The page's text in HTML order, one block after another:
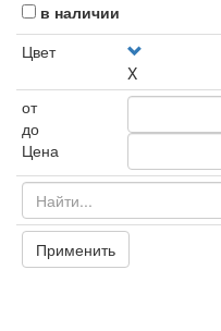
в наличии
Цвет
X
от
до
Цена
Применить